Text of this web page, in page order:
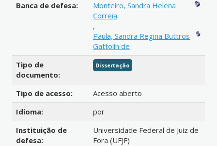
Banca de defesa:
Monteiro, Sandra Helena
Correia
,
Paula, Sandra Regina Buttros
Gattolin de
Tipo de
documento:
Dissertação
Tipo de acesso:
Acesso aberto
Idioma:
por
Instituição de
defesa:
Universidade Federal de Juiz de
Fora (UFJF)